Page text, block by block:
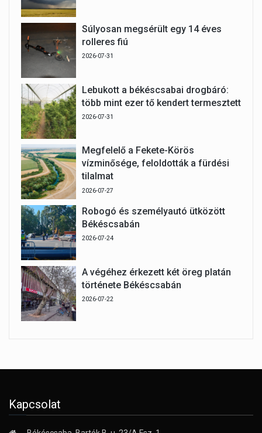
Súlyosan megsérült egy 14 éves
rolleres fiú
2026-07-31
Lebukott a békéscsabai drogbáró:
több mint ezer tő kendert termesztett
2026-07-31
Megfelelő a Fekete-Körös
vízminősége, feloldották a fürdési
tilalmat
2026-07-27
Robogó és személyautó ütközött
Békéscsabán
2026-07-24
A végéhez érkezett két öreg platán
története Békéscsabán
2026-07-22
Kapcsolat